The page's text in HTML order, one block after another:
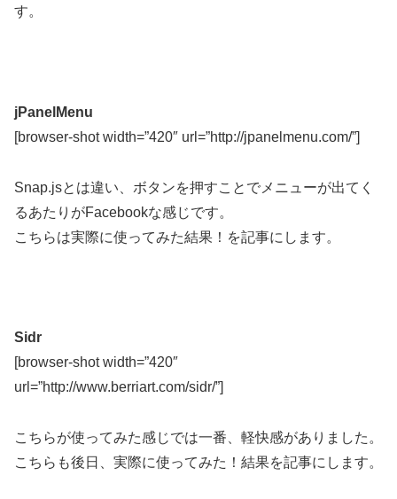
す。
jPanelMenu
[browser-shot width=”420″ url=”http://jpanelmenu.com/”]
Snap.jsとは違い、ボタンを押すことでメニューが出てく
るあたりがFacebookな感じです。
こちらは実際に使ってみた結果！を記事にします。
Sidr
[browser-shot width=”420″
url=”http://www.berriart.com/sidr/”]
こちらが使ってみた感じでは一番、軽快感がありました。
こちらも後日、実際に使ってみた！結果を記事にします。